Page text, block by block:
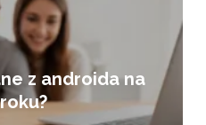
z androida na